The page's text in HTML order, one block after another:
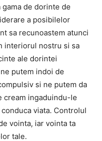
de dorinte de
a posibilelor
sa recunoastem atunci
interiorul nostru si sa
ale dorintei
putem indoi de
si ne putem da
cream ingaduindu-le
viata. Controlul
vointa, iar vointa ta
tale.